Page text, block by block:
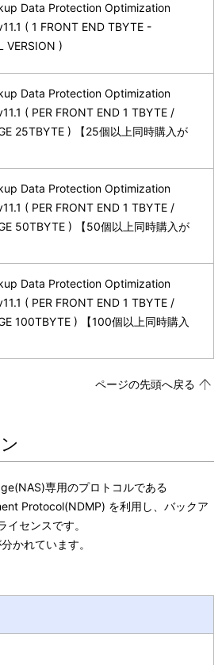
Data Protection Optimization
( 1 FRONT END TBYTE -
VERSION )
Data Protection Optimization
( PER FRONT END 1 TBYTE /
25TBYTE ) 【25個以上同時購入が
Data Protection Optimization
( PER FRONT END 1 TBYTE /
50TBYTE ) 【50個以上同時購入が
Data Protection Optimization
( PER FRONT END 1 TBYTE /
100TBYTE ) 【100個以上同時購入
ページの先頭へ戻る
専用のプロトコルである
Protocol(NDMP) を利用し、バックア
イセンスです。
かれています。